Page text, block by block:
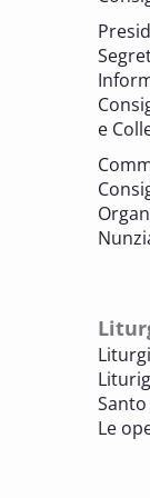
BENI
7 OTTOBRE
Consulta
di culto
BENI
sezione
BENI
8 OTTOBRE
Incontro
e
Le